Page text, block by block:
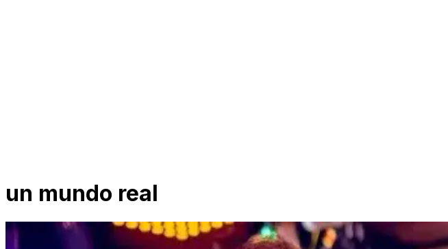
un mundo real